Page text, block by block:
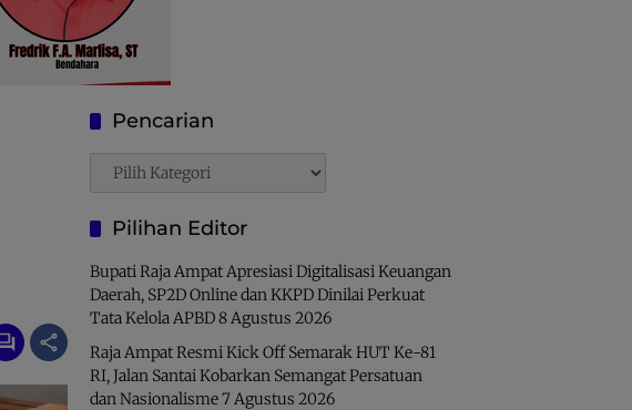
Pencarian
Pencarian
Pilihan Editor
Bupati Raja Ampat Apresiasi Digitalisasi Keuangan
Daerah, SP2D Online dan KKPD Dinilai Perkuat
Tata Kelola APBD8 Agustus 2026
Raja Ampat Resmi Kick Off Semarak HUT Ke-81
RI, Jalan Santai Kobarkan Semangat Persatuan
dan Nasionalisme7 Agustus 2026